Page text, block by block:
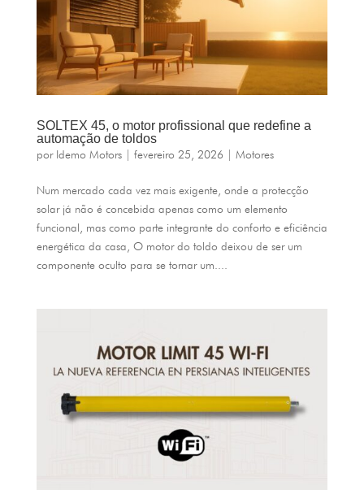
SOLTEX 45, o motor profissional que redefine a
automação de toldos
por Idemo Motors| fevereiro 25, 2026 Motores
Num mercado cada vez mais exigente, onde a protecção
solar já não é concebida apenas como um elemento
funcional, mas como parte integrante do conforto e eficiência
energética da casa, O motor do toldo deixou de ser um
componente oculto para se tornar um....